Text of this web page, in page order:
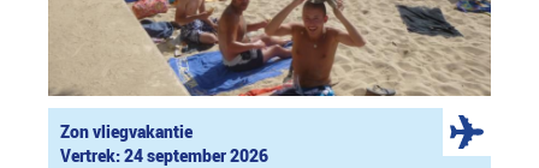
Zon vliegvakantie
Vertrek: 24 september 2026